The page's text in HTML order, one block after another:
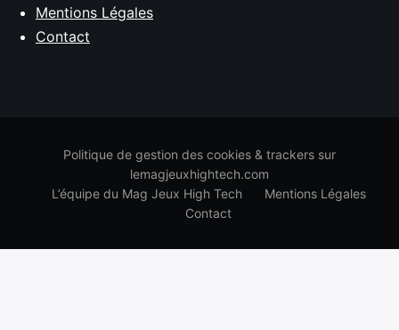
Mentions Légales
Contact
Politique de gestion des cookies & trackers sur
lemagjeuxhightech.com
L’équipe du Mag Jeux High Tech
Mentions Légales
Contact